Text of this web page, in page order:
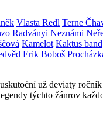
Vlasta Redl Terne
Radványi Neznámi
Kamelot Kaktus band
Erik Boboš
už deviaty
týchto žánrov